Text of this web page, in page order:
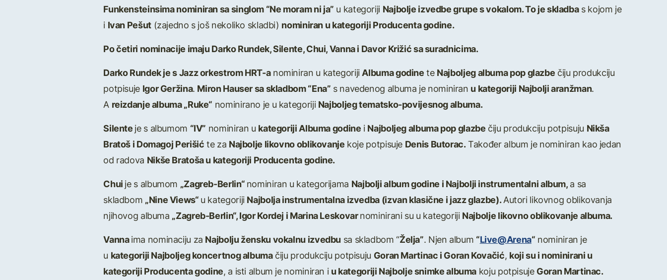
Funkensteinsima nominiran sa singlom “Ne moram ni ja” u kategoriji Najbolje izvedbe grupe s vokalom. To je skladbas kojom je
i Ivan Pešut(zajedno s još nekoliko skladbi) nominiran u kategoriji Producenta godine.
Po četiri nominacije imaju Darko Rundek, Silente, Chui, Vanna i Davor Križić sa suradnicima.
Darko Rundek je s Jazz orkestrom HRT-anominiran u kategorijiAlbuma godineteNajboljeg albuma pop glazbe čiju produkciju
potpisuje Igor Geržina. Miron Hauser sa skladbom “Ena” s navedenog albuma je nominiran u kategoriji Najbolji aranžman.
A reizdanje albuma „Ruke“ nominirano je u kategorijiNajboljeg tematsko-povijesnog albuma.
Silenteje s albumom “IV” nominiran u kategoriji Albuma godine iNajboljeg albuma pop glazbe čiju produkciju potpisuju Nikša
Bratoš i Domagoj Perišićte za Najbolje likovno oblikovanje koje potpisuje Denis Butorac.Također album je nominiran kao jedan
od radova Nikše Bratoša u kategoriji Producenta godine.
Chuije s albumom „Zagreb-Berlin“nominiran u kategorijama Najbolji album godine i Najbolji instrumentalni album,a sa
skladbom „Nine Views“u kategorijiNajbolja instrumentalna izvedba (izvan klasične i jazz glazbe).Autori likovnog oblikovanja
njihovog albuma „Zagreb-Berlin“, Igor Kordej i Marina Leskovarnominirani su u kategorijiNajbolje likovno oblikovanje albuma.
Vannaima nominaciju za Najbolju žensku vokalnu izvedbu sa skladbom “Želja”. Njen album “Live@Arena“ nominiran je
u kategoriji Najboljeg koncertnog albumačiju produkciju potpisuju Goran Martinac i Goran Kovačić, koji su i nominirani u
kategoriji Producenta godine, a isti album je nominiran iu kategoriji Najbolje snimke albuma koju potpisujeGoran Martinac.